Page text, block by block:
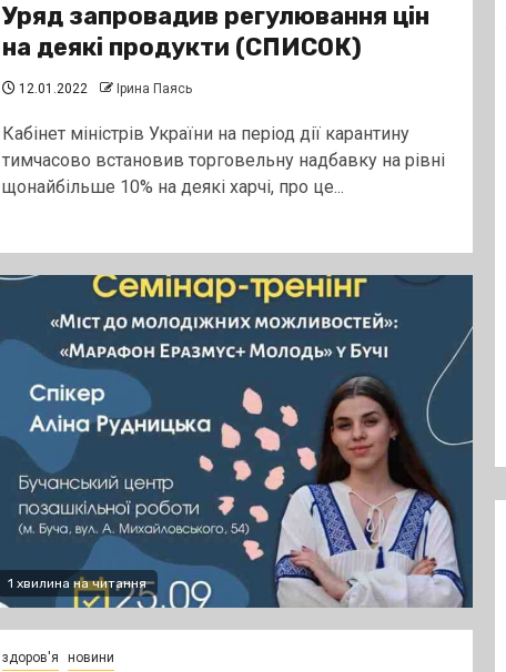
Уряд запровадив регулювання цін
на деякі продукти (СПИСОК)
12.01.2022 Ірина Паясь
Кабінет міністрів України на період дії карантину
тимчасово встановив торговельну надбавку на рівні
щонайбільше 10% на деякі харчі, про це...
1 хвилина на читання
здоров'я новини